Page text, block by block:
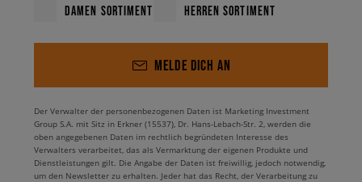
DAMEN SORTIMENT HERREN SORTIMENT
MELDE DICH AN
Der Verwalter der personenbezogenen Daten ist Marketing Investment
Group S.A. mit Sitz in Erkner (15537), Dr. Hans-Lebach-Str. 2, werden die
oben angegebenen Daten im rechtlich begründeten Interesse des
Verwalters verarbeitet, das als Vermarktung der eigenen Produkte und
Dienstleistungen gilt. Die Angabe der Daten ist freiwillig, jedoch notwendig,
um den Newsletter zu erhalten. Jeder hat das Recht, der Verarbeitung zu